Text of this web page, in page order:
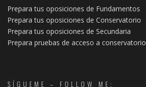
Prepara tus oposiciones de Fundamentos
Prepara tus oposiciones de Conservatorio
Prepara tus oposiciones de Secundaria
Prepara pruebas de acceso a conservatorio
SÍGUEME – FOLLOW ME: